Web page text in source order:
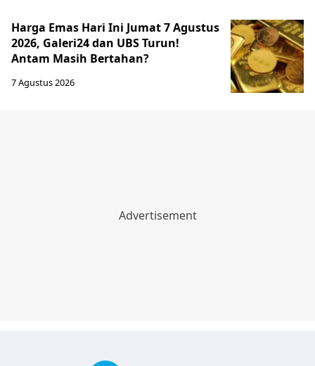
Harga Emas Hari Ini Jumat 7 Agustus
2026, Galeri24 dan UBS Turun!
Antam Masih Bertahan?
7 Agustus 2026